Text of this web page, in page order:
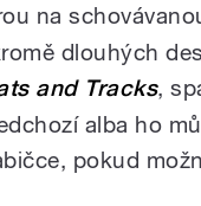
na
dlouhých
and Tracks,
alba ho
pokud